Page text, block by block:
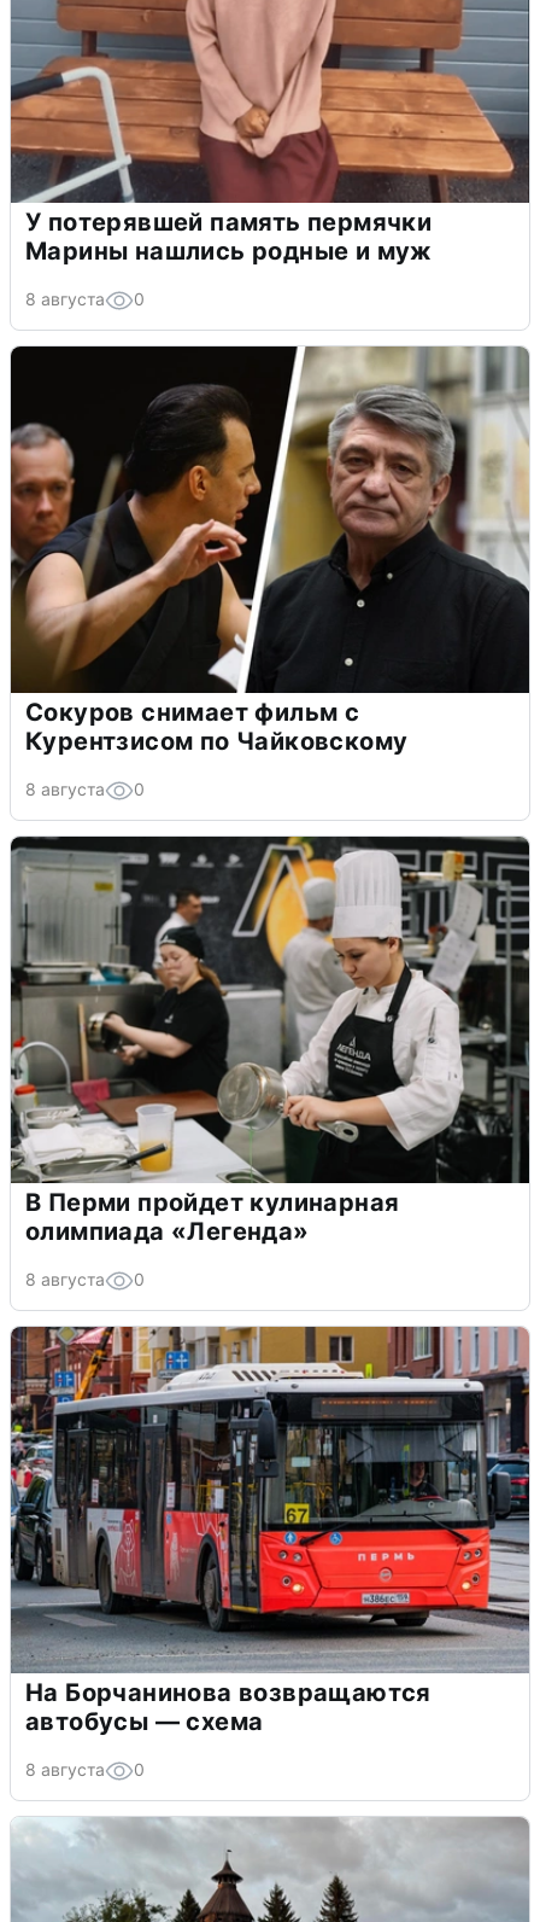
У потерявшей память пермячки
Марины нашлись родные и муж
8 августа 0
Сокуров снимает фильм с
Курентзисом по Чайковскому
8 августа 0
В Перми пройдет кулинарная
олимпиада «Легенда»
8 августа 0
На Борчанинова возвращаются
автобусы — схема
8 августа 0